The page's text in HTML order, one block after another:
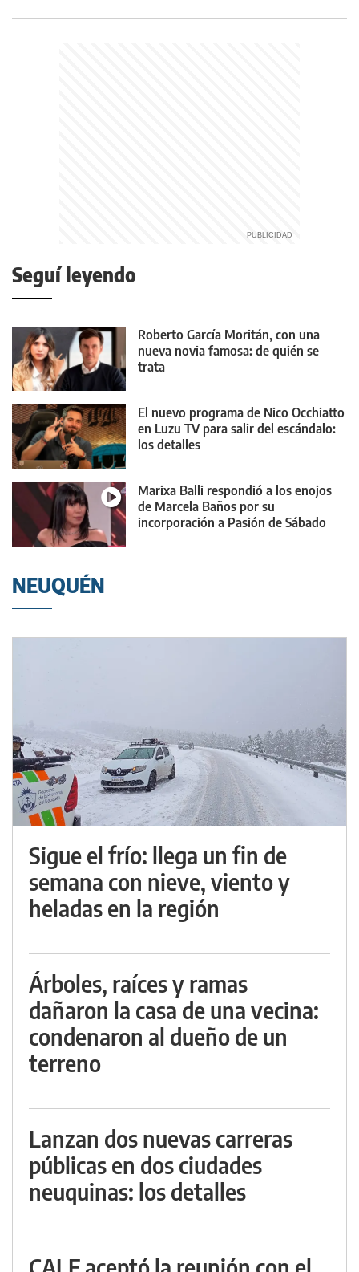
Seguí leyendo
Roberto García Moritán, con una
nueva novia famosa: de quién se
trata
El nuevo programa de Nico Occhiatto
en Luzu TV para salir del escándalo:
los detalles
Marixa Balli respondió a los enojos
de Marcela Baños por su
incorporación a Pasión de Sábado
NEUQUÉN
Sigue el frío: llega un fin de
semana con nieve, viento y
heladas en la región
Árboles, raíces y ramas
dañaron la casa de una vecina:
condenaron al dueño de un
terreno
Lanzan dos nuevas carreras
públicas en dos ciudades
neuquinas: los detalles